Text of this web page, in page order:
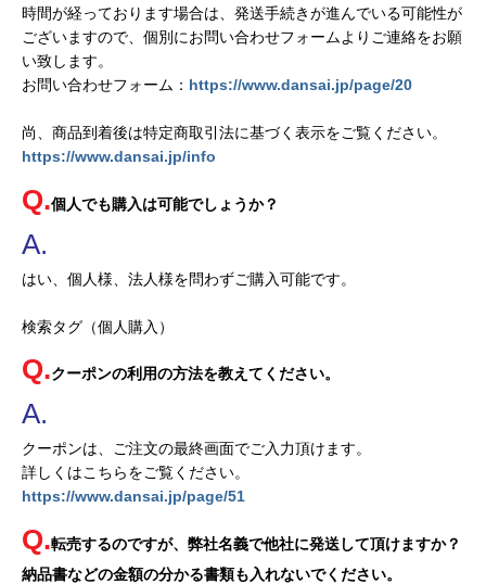
時間が経っております場合は、発送手続きが進んでいる可能性が
ございますので、個別にお問い合わせフォームよりご連絡をお願
い致します。
お問い合わせフォーム： https://www.dansai.jp/page/20
尚、商品到着後は特定商取引法に基づく表示をご覧ください。
https://www.dansai.jp/info
個人でも購入は可能でしょうか？
はい、個人様、法人様を問わずご購入可能です。
検索タグ（個人購入）
クーポンの利用の方法を教えてください。
クーポンは、ご注文の最終画面でご入力頂けます。
詳しくはこちらをご覧ください。
https://www.dansai.jp/page/51
転売するのですが、弊社名義で他社に発送して頂けますか？
納品書などの金額の分かる書類も入れないでください。